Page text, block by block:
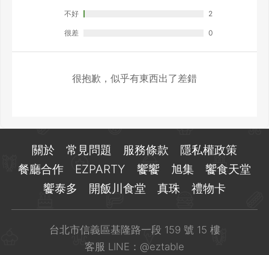
不好 2
很差 0
很抱歉，似乎有東西出了差錯
關於 常見問題 服務條款
隱私權政策
餐廳合作
EZPARTY 饗饗 旭集
饗食天堂
饗泰多
開飯川食堂 真珠 禮物卡
台北市信義區基隆路一段 159 號 15 樓
客服 LINE： @eztable